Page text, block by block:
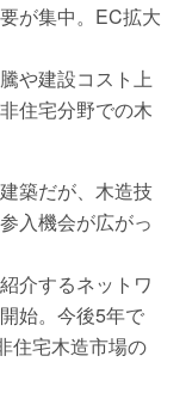
が集中。EC拡大
や建設コスト上
住宅分野での木
築だが、木造技
入機会が広がっ
介するネットワ
始。今後5年で
住宅木造市場の